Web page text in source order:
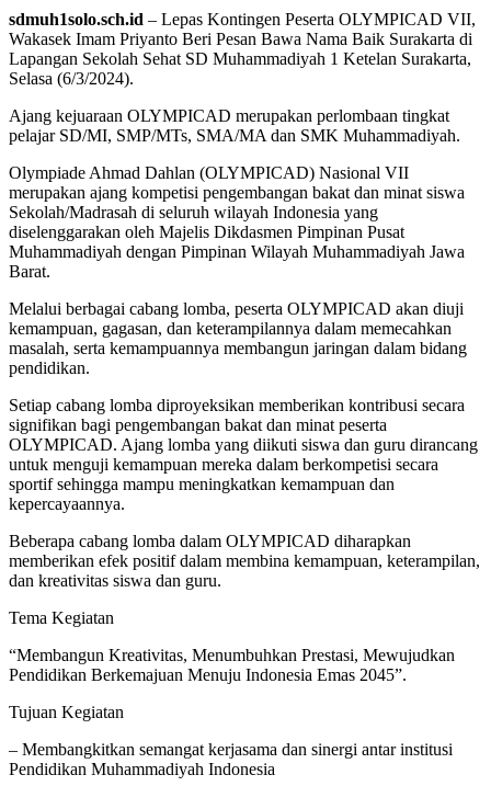
sdmuh1solo.sch.id – Lepas Kontingen Peserta OLYMPICAD VII,
Wakasek Imam Priyanto Beri Pesan Bawa Nama Baik Surakarta di
Lapangan Sekolah Sehat SD Muhammadiyah 1 Ketelan Surakarta,
Selasa (6/3/2024).
Ajang kejuaraan OLYMPICAD merupakan perlombaan tingkat
pelajar SD/MI, SMP/MTs, SMA/MA dan SMK Muhammadiyah.
Olympiade Ahmad Dahlan (OLYMPICAD) Nasional VII
merupakan ajang kompetisi pengembangan bakat dan minat siswa
Sekolah/Madrasah di seluruh wilayah Indonesia yang
diselenggarakan oleh Majelis Dikdasmen Pimpinan Pusat
Muhammadiyah dengan Pimpinan Wilayah Muhammadiyah Jawa
Barat.
Melalui berbagai cabang lomba, peserta OLYMPICAD akan diuji
kemampuan, gagasan, dan keterampilannya dalam memecahkan
masalah, serta kemampuannya membangun jaringan dalam bidang
pendidikan.
Setiap cabang lomba diproyeksikan memberikan kontribusi secara
signifikan bagi pengembangan bakat dan minat peserta
OLYMPICAD. Ajang lomba yang diikuti siswa dan guru dirancang
untuk menguji kemampuan mereka dalam berkompetisi secara
sportif sehingga mampu meningkatkan kemampuan dan
kepercayaannya.
Beberapa cabang lomba dalam OLYMPICAD diharapkan
memberikan efek positif dalam membina kemampuan, keterampilan,
dan kreativitas siswa dan guru.
Tema Kegiatan
“Membangun Kreativitas, Menumbuhkan Prestasi, Mewujudkan
Pendidikan Berkemajuan Menuju Indonesia Emas 2045”.
Tujuan Kegiatan
– Membangkitkan semangat kerjasama dan sinergi antar institusi
Pendidikan Muhammadiyah Indonesia